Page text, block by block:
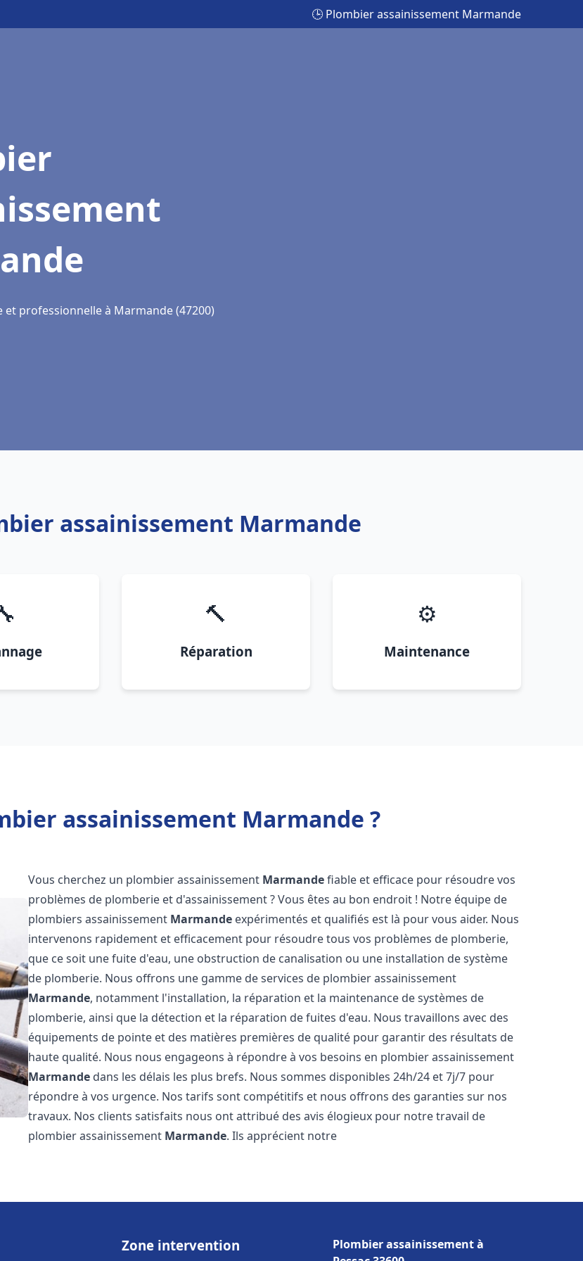
🕒 Plombier assainissement Marmande
professionnelle à Marmande (47200)
assainissement Marmande
🔨
Réparation
⚙️
Maintenance
assainissement Marmande ?
Vous cherchez un plombier assainissement Marmandefiable et efficace pour résoudre vos
problèmes de plomberie et d'assainissement ? Vous êtes au bon endroit ! Notre équipe de
plombiers assainissement Marmande expérimentés et qualifiés est là pour vous aider. Nous
intervenons rapidement et efficacement pour résoudre tous vos problèmes de plomberie,
que ce soit une fuite d'eau, une obstruction de canalisation ou une installation de système
de plomberie. Nous offrons une gamme de services de plombier assainissement
Marmande, notamment l'installation, la réparation et la maintenance de systèmes de
plomberie, ainsi que la détection et la réparation de fuites d'eau. Nous travaillons avec des
équipements de pointe et des matières premières de qualité pour garantir des résultats de
haute qualité. Nous nous engageons à répondre à vos besoins en plombier assainissement
Marmande dans les délais les plus brefs. Nous sommes disponibles 24h/24 et 7j/7 pour
répondre à vos urgence. Nos tarifs sont compétitifs et nous offrons des garanties sur nos
travaux. Nos clients satisfaits nous ont attribué des avis élogieux pour notre travail de
plombier assainissement Marmande. Ils apprécient notre
Zone intervention
Plombier assainissement à